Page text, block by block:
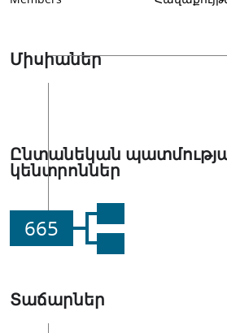
Միսիաներ
Ընտանեկան
կենտրոններ
665
Տաճարներ